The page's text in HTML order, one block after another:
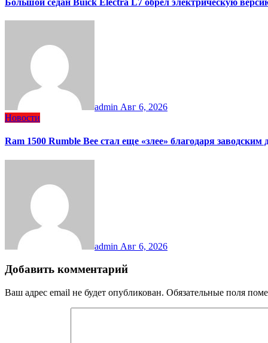
Большой седан Buick Electra L7 обрел электрическую
admin Авг 6, 2026
Новости
Ram 1500 Rumble Bee стал еще «злее» благодаря заводским
admin Авг 6, 2026
Добавить комментарий
Ваш адрес email не будет опубликован. Обязательные поля